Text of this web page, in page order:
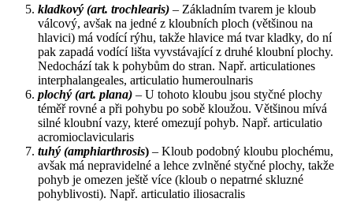
kladkový (art. trochlearis) – Základním tvarem je kloub
válcový, avšak na jedné z kloubních ploch (většinou na
hlavici) má vodící rýhu, takže hlavice má tvar kladky, do ní
pak zapadá vodící lišta vyvstávající z druhé kloubní plochy.
Nedochází tak k pohybům do stran. Např. articulationes
interphalangeales, articulatio humeroulnaris
plochý (art. plana) – U tohoto kloubu jsou styčné plochy
téměř rovné a při pohybu po sobě kloužou. Většinou mívá
silné kloubní vazy, které omezují pohyb. Např. articulatio
acromioclavicularis
tuhý (amphiarthrosis) – Kloub podobný kloubu plochému,
avšak má nepravidelné a lehce zvlněné styčné plochy, takže
pohyb je omezen ještě více (kloub o nepatrné skluzné
pohyblivosti). Např. articulatio iliosacralis